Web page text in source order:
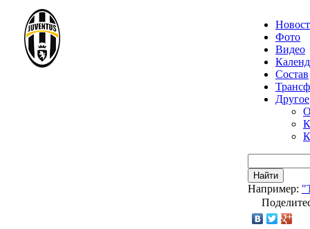
Фото
Видео
Состав
Другое
Найти
Например: